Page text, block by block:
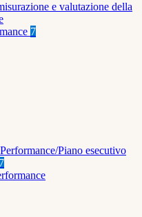
e valutazione della
7
Piano esecutivo
7